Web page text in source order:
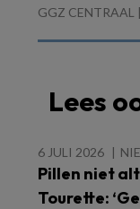
GGZ CENTRAAL
Lees
6 JULI 2026
Pillen niet
Tourette: